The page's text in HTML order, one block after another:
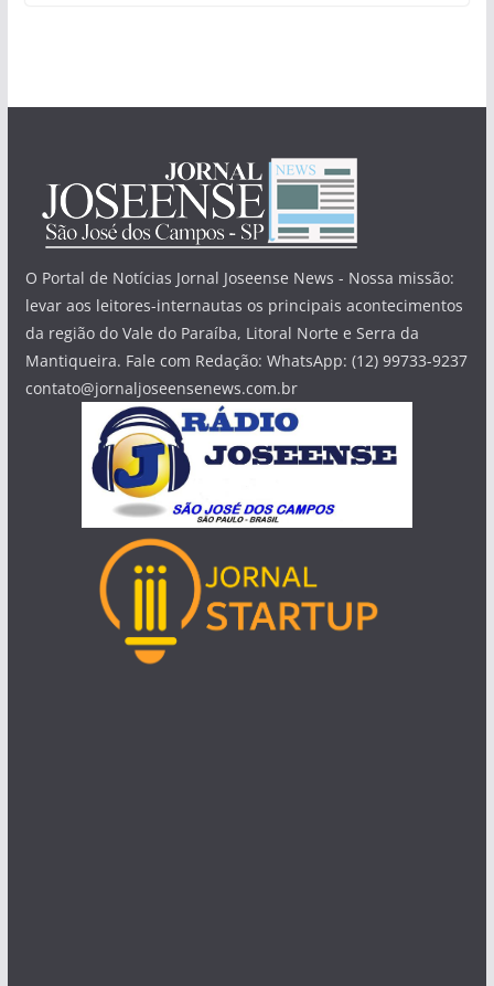
O Portal de Notícias Jornal Joseense News - Nossa missão:
levar aos leitores-internautas os principais acontecimentos
da região do Vale do Paraíba, Litoral Norte e Serra da
Mantiqueira. Fale com Redação: WhatsApp: (12) 99733-9237
contato@jornaljoseensenews.com.br